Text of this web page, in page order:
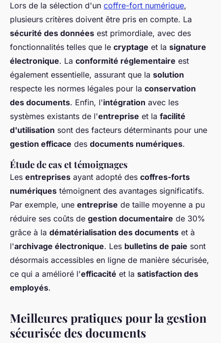
Lors de la sélection d'un coffre-fort numérique,
plusieurs critères doivent être pris en compte. La
sécurité des données est primordiale, avec des
fonctionnalités telles que le cryptage et la signature
électronique. La conformité réglementaire est
également essentielle, assurant que la solution
respecte les normes légales pour la conservation
des documents. Enfin, l'intégration avec les
systèmes existants de l'entreprise et la facilité
d'utilisation sont des facteurs déterminants pour une
gestion efficace des documents numériques.
Étude de cas et témoignages
Les entreprises ayant adopté des coffres-forts
numériques témoignent des avantages significatifs.
Par exemple, une entreprise de taille moyenne a pu
réduire ses coûts de gestion documentaire de 30%
grâce à la dématérialisation des documents et à
l'archivage électronique. Les bulletins de paie sont
désormais accessibles en ligne de manière sécurisée,
ce qui a amélioré l'efficacité et la satisfaction des
employés.
Meilleures pratiques pour la gestion
sécurisée des documents